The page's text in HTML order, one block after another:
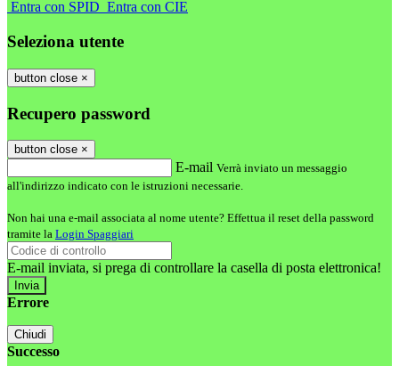
Entra con SPID Entra con CIE
Seleziona utente
button close ×
Recupero password
button close ×
E-mail Verrà inviato un messaggio
all'indirizzo indicato con le istruzioni necessarie.
Non hai una e-mail associata al nome utente? Effettua il reset della password
tramite la Login Spaggiari
E-mail inviata, si prega di controllare la casella di posta elettronica!
Errore
Chiudi
Successo